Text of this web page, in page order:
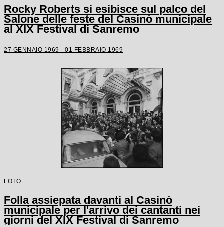
Rocky Roberts si esibisce sul palco del
Salone delle feste del Casinò municipale
al XIX Festival di Sanremo
27 GENNAIO 1969 - 01 FEBBRAIO 1969
FOTO
Folla assiepata davanti al Casinò
municipale per l'arrivo dei cantanti nei
giorni del XIX Festival di Sanremo